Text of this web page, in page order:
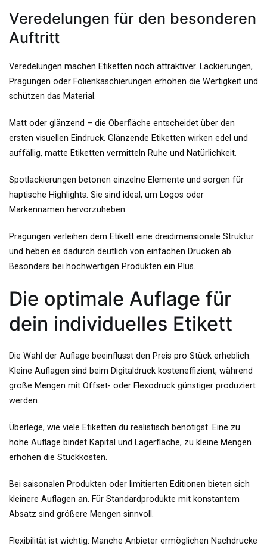
Veredelungen für den besonderen
Auftritt
Veredelungen machen Etiketten noch attraktiver. Lackierungen,
Prägungen oder Folienkaschierungen erhöhen die Wertigkeit und
schützen das Material.
Matt oder glänzend – die Oberfläche entscheidet über den
ersten visuellen Eindruck. Glänzende Etiketten wirken edel und
auffällig, matte Etiketten vermitteln Ruhe und Natürlichkeit.
Spotlackierungen betonen einzelne Elemente und sorgen für
haptische Highlights. Sie sind ideal, um Logos oder
Markennamen hervorzuheben.
Prägungen verleihen dem Etikett eine dreidimensionale Struktur
und heben es dadurch deutlich von einfachen Drucken ab.
Besonders bei hochwertigen Produkten ein Plus.
Die optimale Auflage für
dein individuelles Etikett
Die Wahl der Auflage beeinflusst den Preis pro Stück erheblich.
Kleine Auflagen sind beim Digitaldruck kosteneffizient, während
große Mengen mit Offset- oder Flexodruck günstiger produziert
werden.
Überlege, wie viele Etiketten du realistisch benötigst. Eine zu
hohe Auflage bindet Kapital und Lagerfläche, zu kleine Mengen
erhöhen die Stückkosten.
Bei saisonalen Produkten oder limitierten Editionen bieten sich
kleinere Auflagen an. Für Standardprodukte mit konstantem
Absatz sind größere Mengen sinnvoll.
Flexibilität ist wichtig: Manche Anbieter ermöglichen Nachdrucke